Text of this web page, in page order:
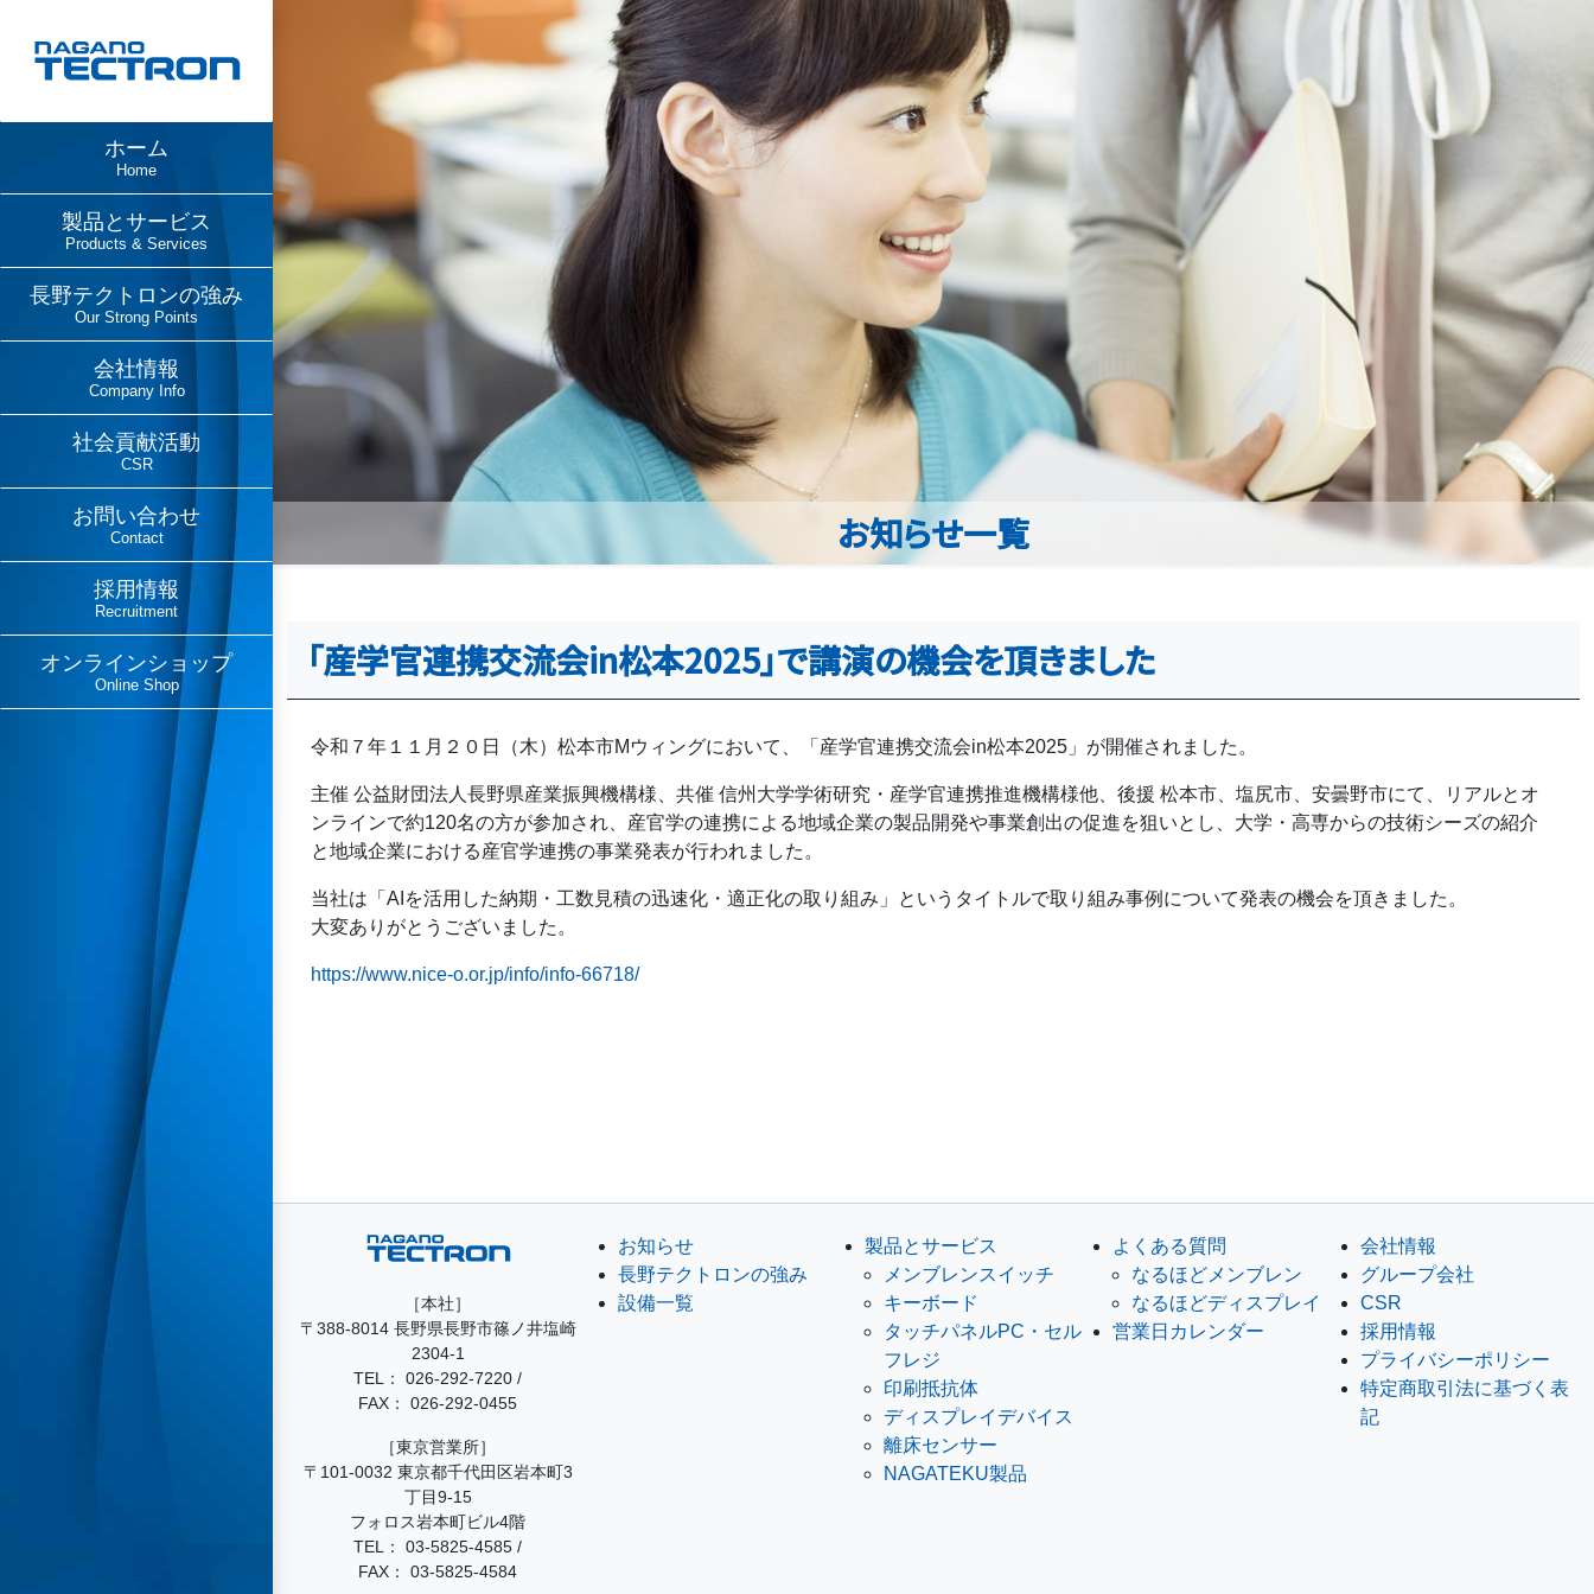
ホーム
Home
製品とサービス
Products & Services
長野テクトロンの強み
Our Strong Points
会社情報
Company Info
社会貢献活動
CSR
お問い合わせ
Contact
採用情報
Recruitment
オンラインショップ
Online Shop
お知らせ一覧
「産学官連携交流会in松本2025」で講演の機会を頂きました
令和７年１１月２０日（木）松本市Мウィングにおいて、「産学官連携交流会in松本2025」が開催されました。
主催 公益財団法人⾧野県産業振興機構様、共催 信州大学学術研究・産学官連携推進機構様他、後援 松本市、塩尻市、安曇野市にて、リアルとオ
ンラインで約120名の方が参加され、産官学の連携による地域企業の製品開発や事業創出の促進を狙いとし、大学・高専からの技術シーズの紹介
と地域企業における産官学連携の事業発表が行われました。
当社は「AIを活用した納期・工数見積の迅速化・適正化の取り組み」というタイトルで取り組み事例について発表の機会を頂きました。
大変ありがとうございました。
https://www.nice-o.or.jp/info/info-66718/
［本社］
〒388-8014 長野県長野市篠ノ井塩崎
2304-1
TEL：026-292-7220 /
FAX： 026-292-0455
［東京営業所］
〒101-0032 東京都千代田区岩本町3
丁目9-15
フォロス岩本町ビル4階
TEL：03-5825-4585 /
FAX： 03-5825-4584
お知らせ
長野テクトロンの強み
設備一覧
製品とサービス
メンブレンスイッチ
キーボード
タッチパネルPC・セル
フレジ
印刷抵抗体
ディスプレイデバイス
離床センサー
NAGATEKU製品
よくある質問
なるほどメンブレン
なるほどディスプレイ
営業日カレンダー
会社情報
グループ会社
CSR
採用情報
プライバシーポリシー
特定商取引法に基づく表
記